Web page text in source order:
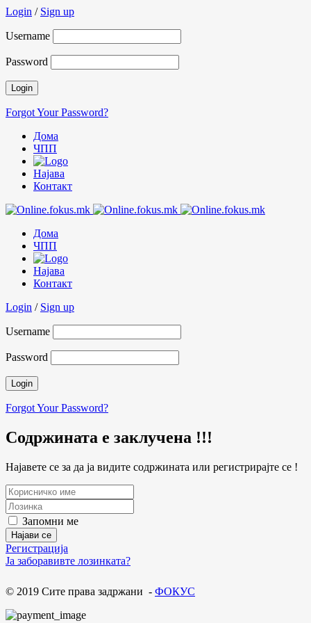
Login / Sign up
Username
Password
Forgot Your Password?
Дома
ЧПП
Најава
Контакт
Дома
ЧПП
Најава
Контакт
Login / Sign up
Username
Password
Forgot Your Password?
Содржината е заклучена !!!
Најавете се за да ја видите содржината или регистрирајте се !
Запомни ме
Регистрација
Ја заборавивте лозинката?
© 2019 Сите права задржани - ФОКУС